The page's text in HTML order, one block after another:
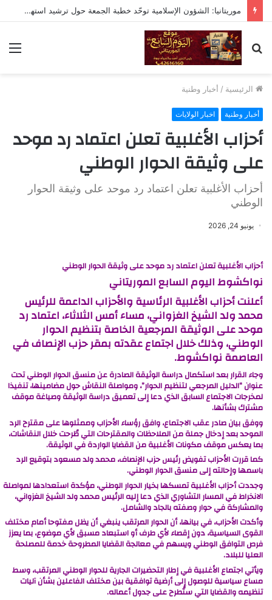
موريتانيا: الشؤون الإسلامية توحّد خطبة الجمعة حول ترشيد استهلاك الموارد الطبيعية
بحث
عن
الرئيسية / أخبار وطنية
أخبار وطنية اخبار الولايات
أحزاب الأغلبية تعلن اعتماد رد موحد
على وثيقة الحوار الوطني
أحزاب الأغلبية تعلن اعتماد رد موحد على وثيقة الحوار
الوطني
يونيو 24, 2026
أحزاب الأغلبية تعلن اعتماد رد موحد على وثيقة الحوار الوطني
نواكشوط اليوم السابع الموريتاني
أعلنت أحزاب الأغلبية الرئاسية والأحزاب الداعمة للرئيس
محمد ولد الشيخ الغزواني، مساء أمس الثلاثاء، اعتماد رد
موحد على الوثيقة المرجعية الخاصة بتنظيم الحوار
الوطني، وذلك خلال اجتماع عقدته بمقر حزب الإنصاف في
العاصمة نواكشوط.
وجاء القرار بعد استكمال دراسة الوثيقة الصادرة عن منسق الحوار الوطني تحت
عنوان “الدليل المرجعي لتنظيم الحوار”، ومواصلة النقاش حول مضامينها، تنفيذا
لمخرجات الاجتماع السابق الذي دعا إلى تعميق دراسة الوثيقة وصياغة موقف
مشترك بشأنها.
ووفق بيان صادر عقب الاجتماع، وافق رؤساء الأحزاب وممثلوها على مقترح الرد
الموحد بعد إدخال جملة من الملاحظات والمقترحات التي طُرحت خلال النقاشات،
بما يعكس موقف مكونات الأغلبية من القضايا الواردة في الوثيقة.
كما قررت الأحزاب تفويض رئيس حزب الإنصاف، محمد ولد مسعود بتوقيع الرد
باسمها وإحالته إلى منسق الحوار الوطني.
وجددت أحزاب الأغلبية تمسكها بخيار الحوار الوطني، مؤكدة استعدادها لمواصلة
الانخراط في المسار التشاوري الذي دعا إليه الرئيس محمد ولد الشيخ الغزواني،
والمشاركة في حوار وصفته بالجاد والشامل.
وأكدت الأحزاب، في بيانها، أن الحوار المرتقب ينبغي أن يظل مفتوحا أمام مختلف
القوى السياسية، دون إقصاء لأي طرف أو استبعاد مسبق لأي موضوع، بما يعزز
فرص التوافق الوطني ويسهم في معالجة القضايا المطروحة خدمة للمصلحة
العليا للبلاد.
ويأتي اجتماع الأغلبية في إطار التحضيرات الجارية للحوار الوطني المرتقب، وسط
مساع سياسية للوصول إلى أرضية توافقية بين مختلف الفاعلين بشأن آليات
تنظيمه والقضايا التي ستُطرح على جدول أعماله.